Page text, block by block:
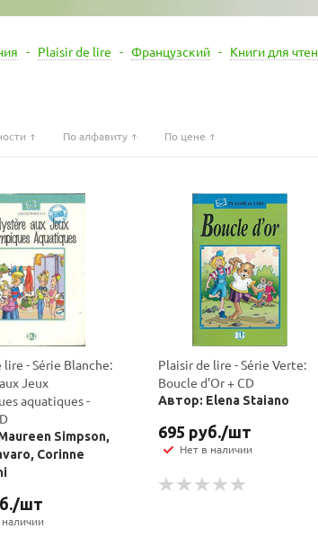
- Plaisir de lire - Французский - Книги для
По алфавиту По цене
lire - Série Blanche:
Jeux
aquatiques -
Simpson,
Corinne
/шт
Plaisir de lire - Série Verte:
Boucle d'Or + CD
Автор: Elena Staiano
695 руб./шт
Нет в наличии